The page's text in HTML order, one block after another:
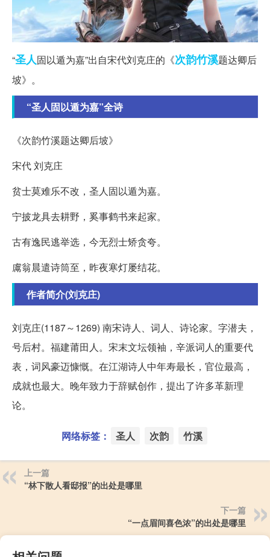
“圣人固以遁为嘉”出自宋代刘克庄的《次韵竹溪题达卿后
坡》。
“圣人固以遁为嘉”全诗
《次韵竹溪题达卿后坡》
宋代 刘克庄
贫士莫难乐不改，圣人固以遁为嘉。
宁披龙具去耕野，奚事鹤书来起家。
古有逸民逃举选，今无烈士矫贪夸。
鬳翁晨遣诗筒至，昨夜寒灯屡结花。
作者简介(刘克庄)
刘克庄(1187～1269) 南宋诗人、词人、诗论家。字潜夫，
号后村。福建莆田人。宋末文坛领袖，辛派词人的重要代
表，词风豪迈慷慨。在江湖诗人中年寿最长，官位最高，
成就也最大。晚年致力于辞赋创作，提出了许多革新理
论。
网络标签： 圣人 次韵 竹溪
上一篇
“林下散人看邸报”的出处是哪里
下一篇
“一点眉间喜色浓”的出处是哪里